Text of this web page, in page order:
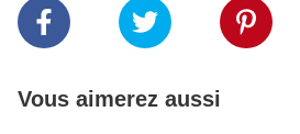
Vous aimerez aussi